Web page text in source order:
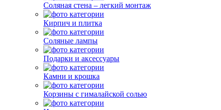
Соляная стена – легкий монтаж
Кирпич и плитка
Соляные лампы
Подарки и аксессуары
Камни и крошка
Корзины с гималайской солью